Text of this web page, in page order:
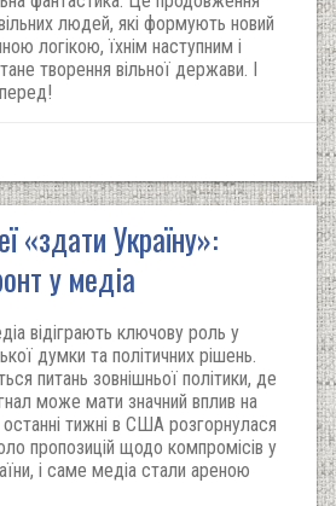
людей, які формують новий
логікою, їхнім наступним і
творення вільної держави. І
«здати Україну»:
у медіа
відіграють ключову роль у
думки та політичних рішень.
питань зовнішньої політики, де
може мати значний вплив на
тижні в США розгорнулася
пропозицій щодо компромісів у
і саме медіа стали ареною